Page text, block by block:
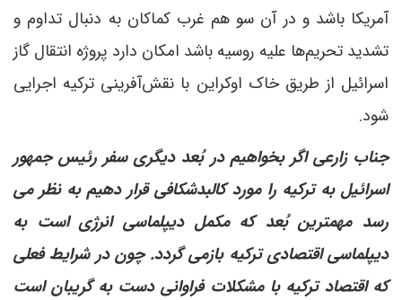
آمریکا باشد و در آن سو هم غرب کماکان به دنبال تداوم و
تشدید تحریم‌ها علیه روسیه باشد امکان دارد پروژه انتقال گاز
اسرائیل از طریق خاک اوکراین با نقش‌آفرینی ترکیه اجرایی
شود.
جناب زارعی اگر بخواهیم در بُعد دیگری سفر رئیس جمهور
اسرائیل به ترکیه را مورد کالبدشکافی قرار دهیم به نظر می
رسد مهمترین بُعد که مکمل دیپلماسی انرژی است به
دیپلماسی اقتصادی ترکیه بازمی گردد. چون در شرایط فعلی
که اقتصاد ترکیه با مشکلات فراوانی دست به گریبان است